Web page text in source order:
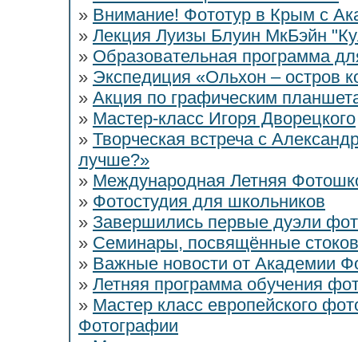
» Внимание! Фототур в Крым с
» Лекция Луизы Блуин МкБэйн
» Образовательная программа
» Экспедиция «Ольхон – остров
» Акция по графическим
» Мастер-класс Игоря Дворецкого
» Творческая встреча с
лучше?»
» Международная Летняя
» Фотостудия для школьников
» Завершились первые дуэли
» Семинары, посвящённые
» Важные новости от Академии
» Летняя программа обучения
» Мастер класс европейского
Фотографии